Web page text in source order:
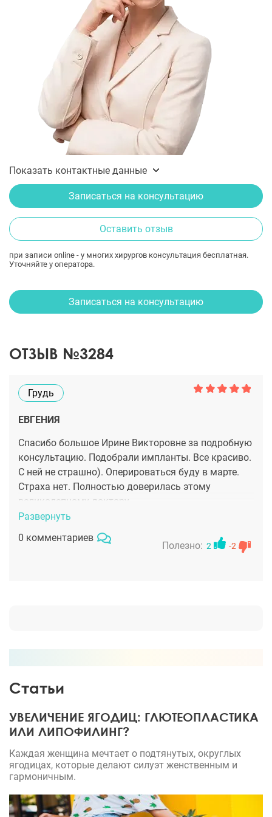
Показать контактные данные
Записаться на консультацию
Оставить отзыв
при записи online - у многих хирургов консультация бесплатная.
Уточняйте у оператора.
Записаться на консультацию
ОТЗЫВ №3284
Грудь
ЕВГЕНИЯ
Спасибо большое Ирине Викторовне за подробную
консультацию. Подобрали импланты. Все красиво.
С ней не страшно). Оперироваться буду в марте.
Страха нет. Полностью доверилась этому
великолепному доктору
Развернуть
0 комментариев
Полезно: 2 -2
Статьи
УВЕЛИЧЕНИЕ ЯГОДИЦ: ГЛЮТЕОПЛАСТИКА
ИЛИ ЛИПОФИЛИНГ?
Каждая женщина мечтает о подтянутых, округлых
ягодицах, которые делают силуэт женственным и
гармоничным.